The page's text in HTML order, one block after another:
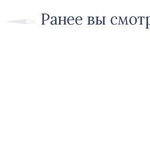
Ранее вы